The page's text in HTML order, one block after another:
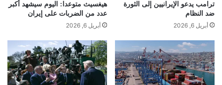
ترامب يدعو الإيرانيين إلى الثورة
ضد النظام
أبريل 6, 2026
هيغسيث متوعدا: اليوم سيشهد أكبر
عدد من الضربات على إيران
أبريل 6, 2026